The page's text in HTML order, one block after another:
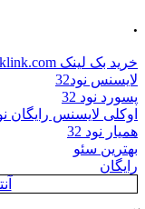
.
خرید بک لینک behtarinbacklink.com
لایسنس نود32
پسورد نود 32
اوکلی لایسنس رایگان نود
همیار نود 32
بهترین سئو
رایگان